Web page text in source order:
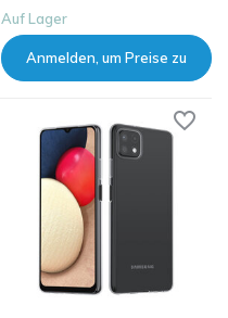
Auf Lager
Anmelden, um Preise zu